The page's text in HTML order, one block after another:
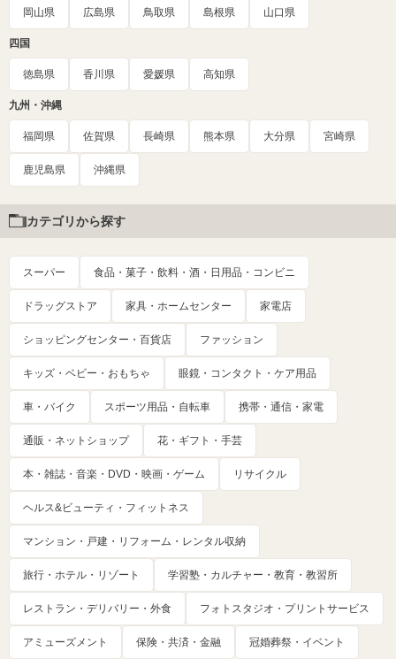
岡山県 広島県 鳥取県 島根県 山口県
四国
徳島県 香川県 愛媛県 高知県
九州・沖縄
福岡県 佐賀県 長崎県 熊本県 大分県 宮崎県
鹿児島県 沖縄県
カテゴリから探す
スーパー 食品・菓子・飲料・酒・日用品・コンビニ
ドラッグストア 家具・ホームセンター 家電店
ショッピングセンター・百貨店 ファッション
キッズ・ベビー・おもちゃ 眼鏡・コンタクト・ケア用品
車・バイク スポーツ用品・自転車 携帯・通信・家電
通販・ネットショップ 花・ギフト・手芸
本・雑誌・音楽・DVD・映画・ゲーム リサイクル
ヘルス&ビューティ・フィットネス
マンション・戸建・リフォーム・レンタル収納
旅行・ホテル・リゾート 学習塾・カルチャー・教育・教習所
レストラン・デリバリー・外食 フォトスタジオ・プリントサービス
アミューズメント 保険・共済・金融 冠婚葬祭・イベント